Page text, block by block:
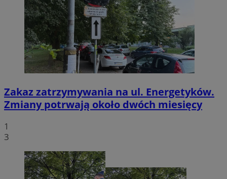
Zakaz zatrzymywania na ul. Energetyków.
Zmiany potrwają około dwóch miesięcy
1
3